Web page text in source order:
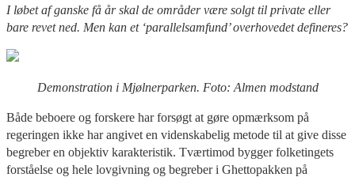
I løbet af ganske få år skal de områder være solgt til private eller
bare revet ned. Men kan et ‘parallelsamfund’ overhovedet defineres?
Demonstration i Mjølnerparken. Foto: Almen modstand
Både beboere og forskere har forsøgt at gøre opmærksom på
regeringen ikke har angivet en videnskabelig metode til at give disse
begreber en objektiv karakteristik. Tværtimod bygger folketingets
forståelse og hele lovgivning og begreber i Ghettopakken på